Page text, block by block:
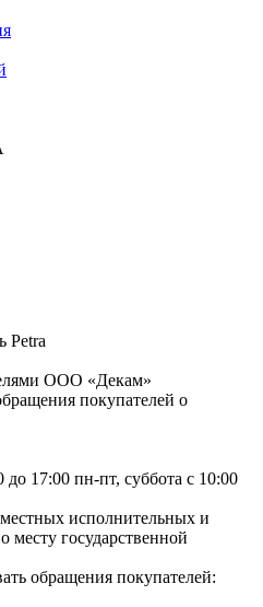
Petra
ООО «Декам»
покупателей о
17:00 пн-пт, суббота с 10:00
исполнительных и
месту государственной
обращения покупателей: